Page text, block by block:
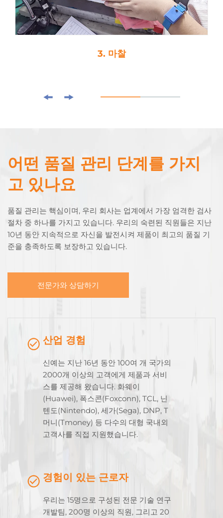
3. 마찰
어떤 품질 관리 단계를 가지
고 있나요
품질 관리는 핵심이며, 우리 회사는 업계에서 가장 엄격한 검사
절차 중 하나를 가지고 있습니다. 우리의 숙련된 직원들은 지난
10년 동안 지속적으로 자신을 발전시켜 제품이 최고의 품질 기
준을 충족하도록 보장하고 있습니다.
전문가와 상담하기
산업 경험
신예는 지난 16년 동안 100여 개 국가의
2000개 이상의 고객에게 제품과 서비
스를 제공해 왔습니다. 화웨이
(Huawei), 폭스콘(Foxconn), TCL, 닌
텐도(Nintendo), 세가(Sega), DNP, T
머니(Tmoney) 등 다수의 대형 국내외
고객사를 직접 지원했습니다.
경험이 있는 근로자
우리는 15명으로 구성된 전문 기술 연구
개발팀, 200명 이상의 직원, 그리고 20